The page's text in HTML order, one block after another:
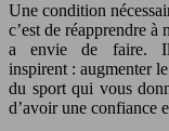
Une condition
c’est de réapprendre à
a envie de faire.
inspirent : augmenter
du sport qui vous
d’avoir une confiance